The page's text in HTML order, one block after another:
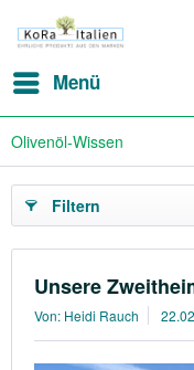
Menü
Olivenöl-Wissen
Filtern
Unsere
Von: Heidi Rauch